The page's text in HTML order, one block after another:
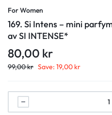
For Women
169. Si Intens – mini
av SI INTENSE*
80,00 kr
99,00kr Save: 19,00 kr
169.
Si